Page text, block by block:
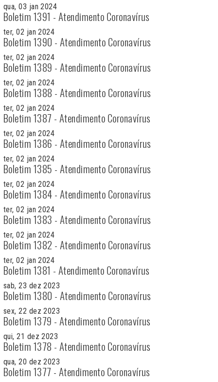
qua, 03 jan 2024
Boletim 1391 - Atendimento Coronavírus
ter, 02 jan 2024
Boletim 1390 - Atendimento Coronavírus
ter, 02 jan 2024
Boletim 1389 - Atendimento Coronavírus
ter, 02 jan 2024
Boletim 1388 - Atendimento Coronavírus
ter, 02 jan 2024
Boletim 1387 - Atendimento Coronavírus
ter, 02 jan 2024
Boletim 1386 - Atendimento Coronavírus
ter, 02 jan 2024
Boletim 1385 - Atendimento Coronavírus
ter, 02 jan 2024
Boletim 1384 - Atendimento Coronavírus
ter, 02 jan 2024
Boletim 1383 - Atendimento Coronavírus
ter, 02 jan 2024
Boletim 1382 - Atendimento Coronavírus
ter, 02 jan 2024
Boletim 1381 - Atendimento Coronavírus
sab, 23 dez 2023
Boletim 1380 - Atendimento Coronavírus
sex, 22 dez 2023
Boletim 1379 - Atendimento Coronavírus
qui, 21 dez 2023
Boletim 1378 - Atendimento Coronavírus
qua, 20 dez 2023
Boletim 1377 - Atendimento Coronavírus